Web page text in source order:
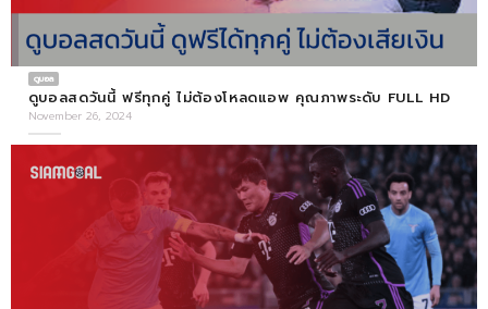
ดูบอล
ดูบอลสดวันนี้ ฟรีทุกคู่ ไม่ต้องโหลดแอพ คุณภาพระดับ FULL HD
November 26, 2024